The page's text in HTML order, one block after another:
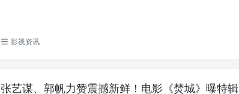
影视资讯
张艺谋、郭帆力赞震撼新鲜！电影《焚城》曝特辑